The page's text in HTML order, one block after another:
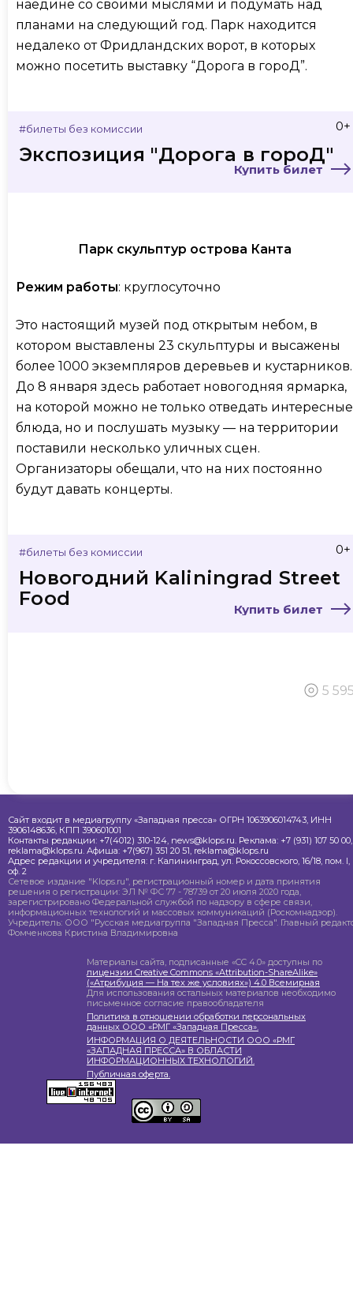
наедине со своими мыслями и подумать над
планами на следующий год. Парк находится
недалеко от Фридландских ворот, в которых
можно посетить выставку “Дорога в гороД”.
0+
#билеты без комиссии
Купить билет
Экспозиция "Дорога в гороД"
Парк скульптур острова Канта
Режим работы: круглосуточно
Это настоящий музей под открытым небом, в
котором выставлены 23 скульптуры и высажены
более 1000 экземпляров деревьев и кустарников.
До 8 января здесь работает новогодняя ярмарка,
на которой можно не только отведать интересные
блюда, но и послушать музыку — на территории
поставили несколько уличных сцен.
Организаторы обещали, что на них постоянно
будут давать концерты.
0+
#билеты без комиссии
Купить билет
Новогодний Kaliningrad Street
Food
5
Сайт входит в медиагруппу «Западная пресса» ОГРН 1063906014743, ИНН
3906148636, КПП 390601001
Контакты редакции: +7(4012) 310-124, news@klops.ru. Реклама: +7 (931) 107 50 00,
reklama@klops.ru. Афиша: +7(967) 351 20 51, reklama@klops.ru
Адрес редакции и учредителя: г. Калининград, ул. Рокоссовского, 16/18, пом. I,
оф. 2
Сетевое издание "Klops.ru", регистрационный номер и дата принятия
решения о регистрации: ЭЛ № ФС 77 - 78739 от 20 июля 2020 года,
зарегистрировано Федеральной службой по надзору в сфере связи,
информационных технологий и массовых коммуникаций (Роскомнадзор).
Учредитель: ООО "Русская медиагруппа "Западная Пресса". Главный
Фомченкова Кристина Владимировна
Материалы сайта, подписанные «CC 4.0» доступны по
лицензии Creative Commons «Attribution-ShareAlike»
(«Атрибуция — На тех же условиях») 4.0 Всемирная
Для использования остальных материалов необходимо
письменное согласие правообладателя
Политика в отношении обработки персональных
данных ООО «РМГ «Западная Пресса».
ИНФОРМАЦИЯ О ДЕЯТЕЛЬНОСТИ ООО «РМГ
«ЗАПАДНАЯ ПРЕССА» В ОБЛАСТИ
ИНФОРМАЦИОННЫХ ТЕХНОЛОГИЙ.
Публичная оферта.